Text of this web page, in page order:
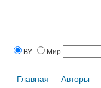
BY Мир
Главная Авторы